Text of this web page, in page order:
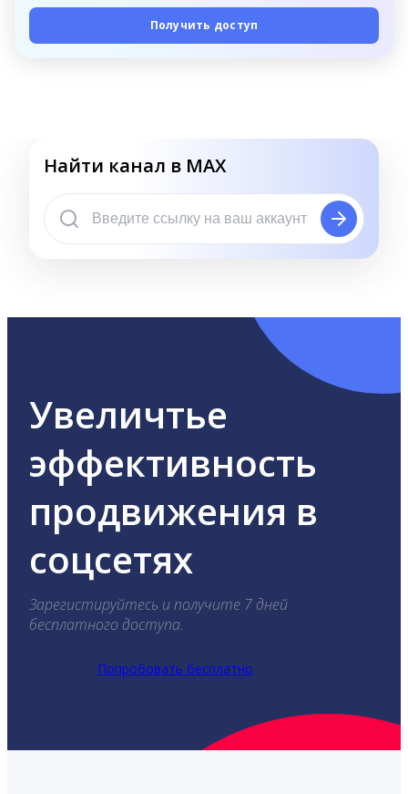
Получить доступ
Найти канал в MAX
Увеличтье
эффективность
продвижения в
соцсетях
Зарегистируйтесь и получите 7 дней
бесплатного доступа.
Попробовать бесплатно